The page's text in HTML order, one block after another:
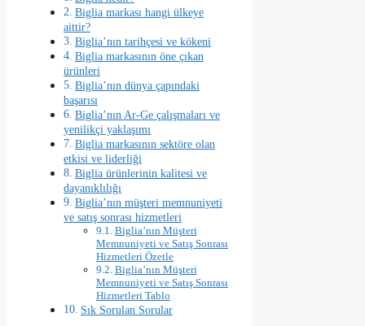
Biglia markası hangi ülkeye
aittir?
Biglia’nın tarihçesi ve kökeni
Biglia markasının öne çıkan
ürünleri
Biglia’nın dünya çapındaki
başarısı
Biglia’nın Ar-Ge çalışmaları ve
yenilikçi yaklaşımı
Biglia markasının sektöre olan
etkisi ve liderliği
Biglia ürünlerinin kalitesi ve
dayanıklılığı
Biglia’nın müşteri memnuniyeti
ve satış sonrası hizmetleri
Biglia’nın Müşteri
Memnuniyeti ve Satış Sonrası
Hizmetleri Özetle
Biglia’nın Müşteri
Memnuniyeti ve Satış Sonrası
Hizmetleri Tablo
Sık Sorulan Sorular